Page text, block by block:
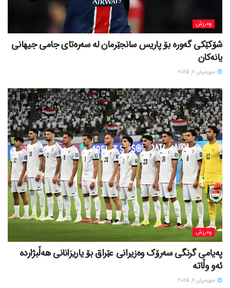
وەرزش
شۆکێکی گەورە بۆ پاریس سانجێرمان لە سەرەتای جامی جیهانی
یانەکان
حوزه‌یران 7, 2025
وەرزش
پەیامی گرنگی سەرۆک وەزیرانی عێراق بۆ یاریزانانی هەڵبژارده
ئەو وڵاتە
حوزه‌یران 7, 2025